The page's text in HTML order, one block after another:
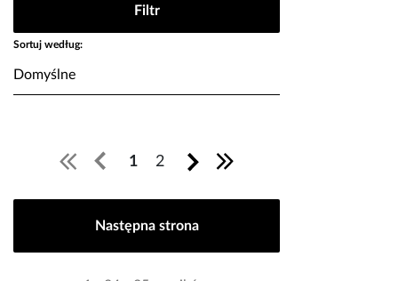
Filtr
Sortuj według:
1 2
Następna strona